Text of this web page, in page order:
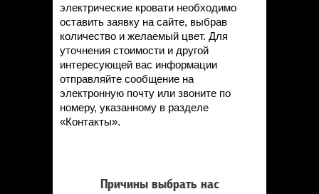
электрические кровати необходимо
оставить заявку на сайте, выбрав
количество и желаемый цвет. Для
уточнения стоимости и другой
интересующей вас информации
отправляйте сообщение на
электронную почту или звоните по
номеру, указанному в разделе
«Контакты».
Причины выбрать нас